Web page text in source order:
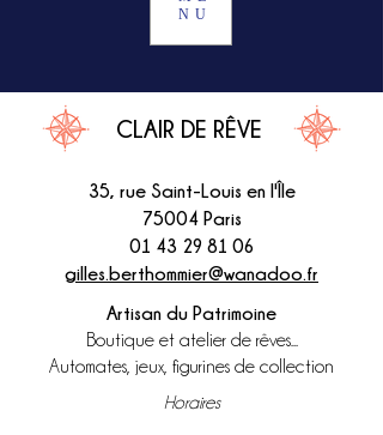
NU
CLAIR DE RÊVE
35, rue Saint-Louis en l'Île
75004 Paris
01 43 29 81 06
gilles.berthommier@wanadoo.fr
Artisan du Patrimoine
Boutique et atelier de rêves...
Automates, jeux, figurines de collection
Horaires